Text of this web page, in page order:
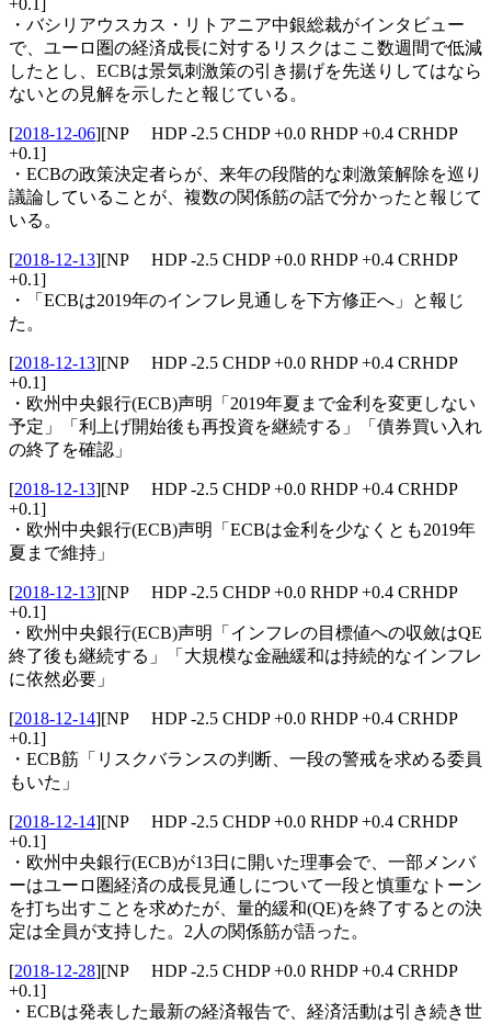
+0.1]
・バシリアウスカス・リトアニア中銀総裁がインタビュー
で、ユーロ圏の経済成長に対するリスクはここ数週間で低減
したとし、ECBは景気刺激策の引き揚げを先送りしてはなら
ないとの見解を示したと報じている。
[2018-12-06][NP HDP -2.5 CHDP +0.0 RHDP +0.4 CRHDP
+0.1]
・ECBの政策決定者らが、来年の段階的な刺激策解除を巡り
議論していることが、複数の関係筋の話で分かったと報じて
いる。
[2018-12-13][NP HDP -2.5 CHDP +0.0 RHDP +0.4 CRHDP
+0.1]
・「ECBは2019年のインフレ見通しを下方修正へ」と報じ
た。
[2018-12-13][NP HDP -2.5 CHDP +0.0 RHDP +0.4 CRHDP
+0.1]
・欧州中央銀行(ECB)声明「2019年夏まで金利を変更しない
予定」「利上げ開始後も再投資を継続する」「債券買い入れ
の終了を確認」
[2018-12-13][NP HDP -2.5 CHDP +0.0 RHDP +0.4 CRHDP
+0.1]
・欧州中央銀行(ECB)声明「ECBは金利を少なくとも2019年
夏まで維持」
[2018-12-13][NP HDP -2.5 CHDP +0.0 RHDP +0.4 CRHDP
+0.1]
・欧州中央銀行(ECB)声明「インフレの目標値への収斂はQE
終了後も継続する」「大規模な金融緩和は持続的なインフレ
に依然必要」
[2018-12-14][NP HDP -2.5 CHDP +0.0 RHDP +0.4 CRHDP
+0.1]
・ECB筋「リスクバランスの判断、一段の警戒を求める委員
もいた」
[2018-12-14][NP HDP -2.5 CHDP +0.0 RHDP +0.4 CRHDP
+0.1]
・欧州中央銀行(ECB)が13日に開いた理事会で、一部メンバ
ーはユーロ圏経済の成長見通しについて一段と慎重なトーン
を打ち出すことを求めたが、量的緩和(QE)を終了するとの決
定は全員が支持した。2人の関係筋が語った。
[2018-12-28][NP HDP -2.5 CHDP +0.0 RHDP +0.4 CRHDP
+0.1]
・ECBは発表した最新の経済報告で、経済活動は引き続き世